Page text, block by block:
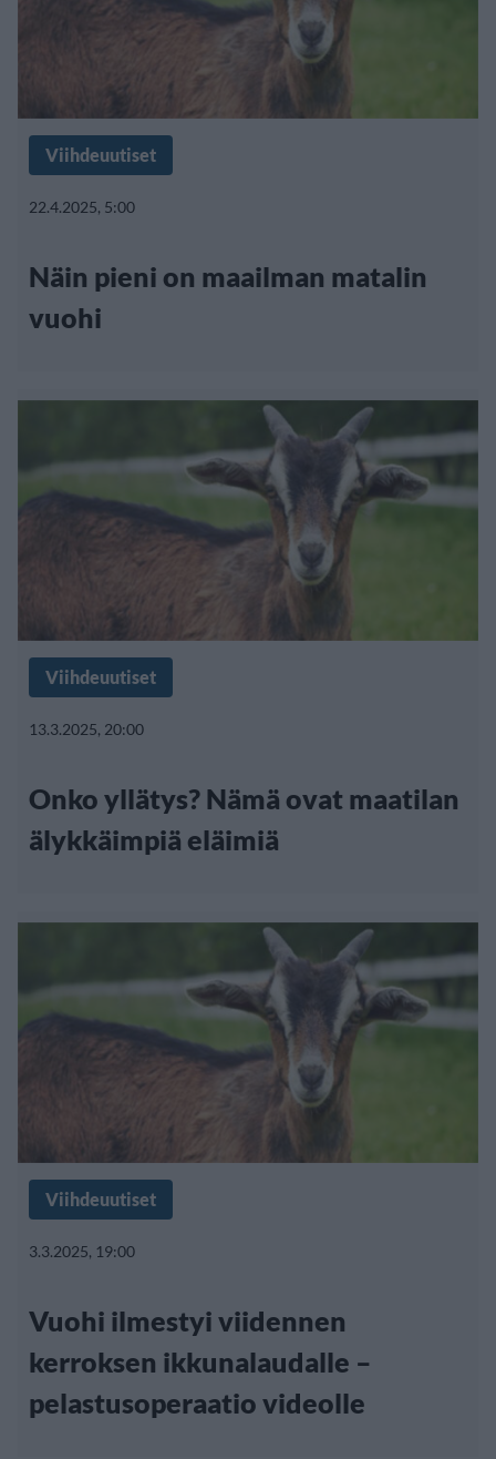
Viihdeuutiset
22.4.2025, 5:00
Näin pieni on maailman matalin
vuohi
Viihdeuutiset
13.3.2025, 20:00
Onko yllätys? Nämä ovat maatilan
älykkäimpiä eläimiä
Viihdeuutiset
3.3.2025, 19:00
Vuohi ilmestyi viidennen
kerroksen ikkunalaudalle –
pelastusoperaatio videolle